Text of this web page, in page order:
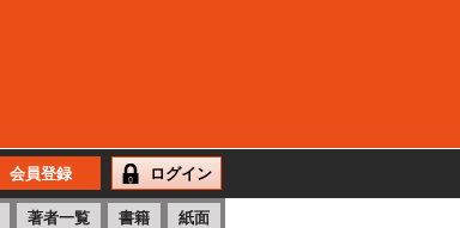
会員登録 ログイン
著者一覧 書籍 紙面